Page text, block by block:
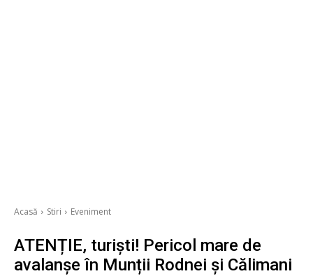
Acasă Stiri Eveniment
ATENȚIE, turiști! Pericol mare de
avalanșe în Munții Rodnei și Călimani